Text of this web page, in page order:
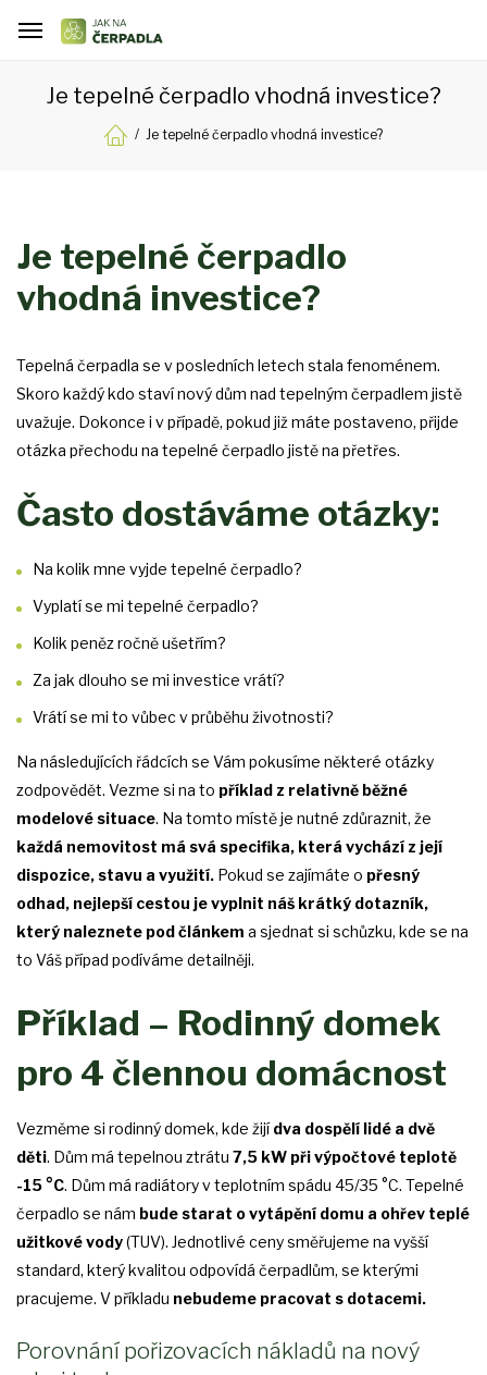
Je tepelné čerpadlo vhodná investice?
Je tepelné čerpadlo vhodná investice?
Je tepelné čerpadlo
vhodná investice?
Tepelná čerpadla se v posledních letech stala fenoménem.
Skoro každý kdo staví nový dům nad tepelným čerpadlem jistě
uvažuje. Dokonce i v případě, pokud již máte postaveno, přijde
otázka přechodu na tepelné čerpadlo jistě na přetřes.
Často dostáváme otázky:
Na kolik mne vyjde tepelné čerpadlo?
Vyplatí se mi tepelné čerpadlo?
Kolik peněz ročně ušetřím?
Za jak dlouho se mi investice vrátí?
Vrátí se mi to vůbec v průběhu životnosti?
Na následujících řádcích se Vám pokusíme některé otázky
zodpovědět. Vezme si na to příklad z relativně běžné
modelové situace. Na tomto místě je nutné zdůraznit, že
každá nemovitost má svá specifika, která vychází z její
dispozice, stavu a využití. Pokud se zajímáte o přesný
odhad, nejlepší cestou je vyplnit náš krátký dotazník,
který naleznete pod článkem a sjednat si schůzku, kde se na
to Váš případ podíváme detailněji.
Příklad – Rodinný domek
pro 4 člennou domácnost
Vezměme si rodinný domek, kde žijídva dospělí lidé a dvě
děti. Dům má tepelnou ztrátu 7,5 kW při výpočtové teplotě
-15 °C. Dům má radiátory v teplotním spádu 45/35 °C. Tepelné
čerpadlo se nám bude starat o vytápění domu a ohřev teplé
užitkové vody(TUV). Jednotlivé ceny směřujeme na vyšší
standard, který kvalitou odpovídá čerpadlům, se kterými
pracujeme. V příkladu nebudeme pracovat s dotacemi.
Porovnání pořizovacích nákladů na nový